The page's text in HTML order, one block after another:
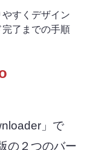
すくデザイン
了までの手順
」で
の２つのバー